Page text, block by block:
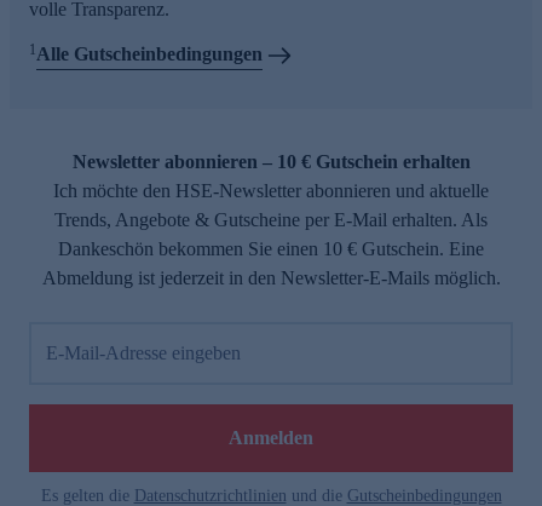
volle Transparenz.
1Alle Gutscheinbedingungen
Newsletter abonnieren – 10 € Gutschein erhalten
Ich möchte den HSE-Newsletter abonnieren und aktuelle
Trends, Angebote & Gutscheine per E-Mail erhalten. Als
Dankeschön bekommen Sie einen 10 € Gutschein. Eine
Abmeldung ist jederzeit in den Newsletter-E-Mails möglich.
E-Mail-Adresse eingeben
Anmelden
Es gelten die Datenschutzrichtlinien und die Gutscheinbedingungen